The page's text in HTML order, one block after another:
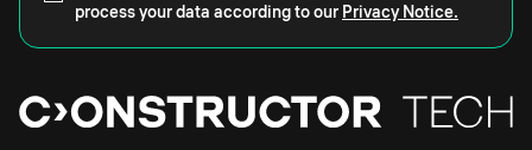
process your data according to our Privacy Notice.